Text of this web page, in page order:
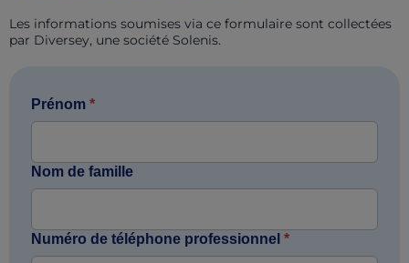
Les informations soumises via ce formulaire sont collectées
par Diversey, une société Solenis.
Prénom *
Nom de famille
Numéro de téléphone professionnel *